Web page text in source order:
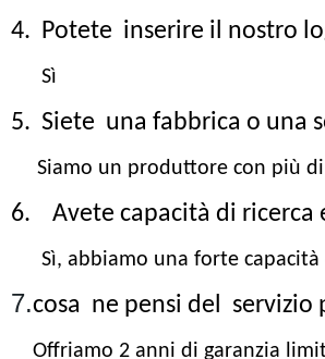
4. Potete inserire il nostro
Sì
5. Siete una fabbrica o una
Siamo un produttore con più
6. Avete capacità di
Sì, abbiamo una forte
7.cosa ne pensi del servizio
Offriamo 2 anni di garanzia